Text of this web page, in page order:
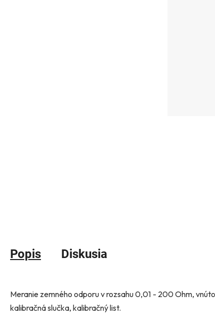
Popis Diskusia
Meranie zemného odporu v rozsahu 0,01 - 200 Ohm,
kalibračná slučka, kalibračný list.